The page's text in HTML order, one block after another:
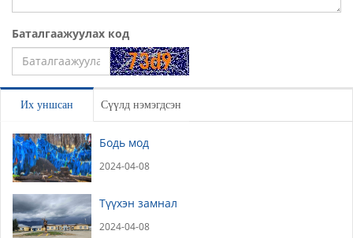
Баталгаажуулах код
Их уншсан Сүүлд нэмэгдсэн
Бодь мод
2024-04-08
Түүхэн замнал
2024-04-08